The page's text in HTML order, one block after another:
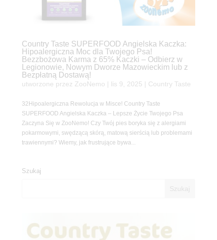
Country Taste SUPERFOOD Angielska Kaczka:
Hipoalergiczna Moc dla Twojego Psa!
Bezzbożowa Karma z 65% Kaczki – Odbierz w
Legionowie, Nowym Dworze Mazowieckim lub z
Bezpłatną Dostawą!
utworzone przez ZooNemo lis 9, 2025 Country Taste
32Hipoalergiczna Rewolucja w Misce! Country Taste
SUPERFOOD Angielska Kaczka – Lepsze Życie Twojego Psa
Zaczyna Się w ZooNemo! Czy Twój pies boryka się z alergiami
pokarmowymi, swędzącą skórą, matową sierścią lub problemami
trawiennymi? Wiemy, jak frustrujące bywa...
Szukaj